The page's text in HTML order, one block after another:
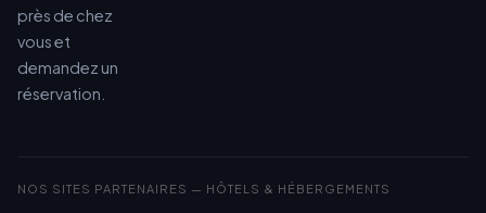
près de chez
vous et
demandez un
réservation.
NOS SITES PARTENAIRES — HÔTELS & HÉBERGEMENTS